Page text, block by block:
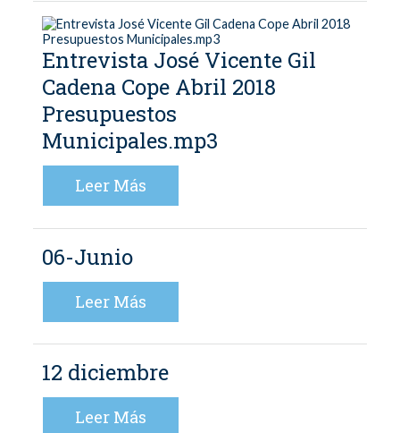
Entrevista José Vicente Gil
Cadena Cope Abril 2018
Presupuestos
Municipales.mp3
Leer Más
06-Junio
Leer Más
12 diciembre
Leer Más